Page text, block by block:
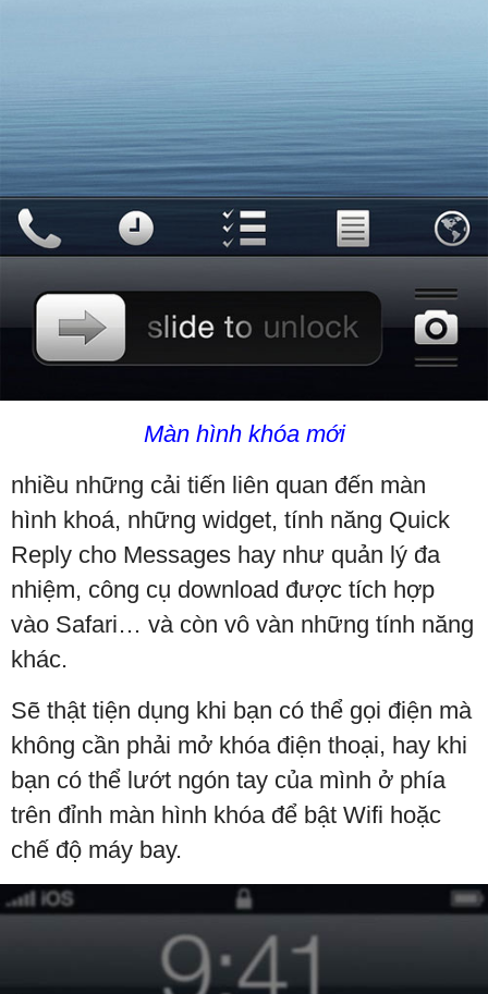
Màn hình khóa mới
nhiều những cải tiến liên quan đến màn
hình khoá, những widget, tính năng Quick
Reply cho Messages hay như quản lý đa
nhiệm, công cụ download được tích hợp
vào Safari… và còn vô vàn những tính năng
khác.
Sẽ thật tiện dụng khi bạn có thể gọi điện mà
không cần phải mở khóa điện thoại, hay khi
bạn có thể lướt ngón tay của mình ở phía
trên đỉnh màn hình khóa để bật Wifi hoặc
chế độ máy bay.